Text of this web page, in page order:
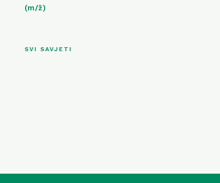
(m/ž)
SVI SAVJETI